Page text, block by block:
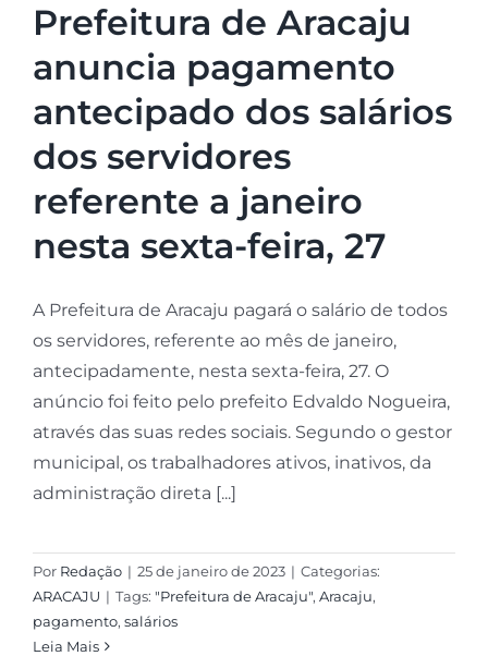
Prefeitura de Aracaju
anuncia pagamento
antecipado dos salários
dos servidores
referente a janeiro
nesta sexta-feira, 27
A Prefeitura de Aracaju pagará o salário de todos
os servidores, referente ao mês de janeiro,
antecipadamente, nesta sexta-feira, 27. O
anúncio foi feito pelo prefeito Edvaldo Nogueira,
através das suas redes sociais. Segundo o gestor
municipal, os trabalhadores ativos, inativos, da
administração direta [...]
Por Redação | 25 de janeiro de 2023 | Categorias:
ARACAJU | Tags: "Prefeitura de Aracaju", Aracaju,
pagamento, salários
Leia Mais